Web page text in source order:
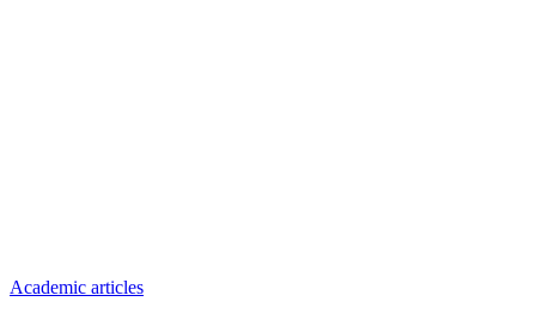
Academic articles